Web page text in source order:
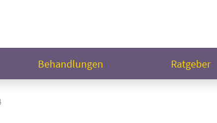
Behandlungen Ratgeber